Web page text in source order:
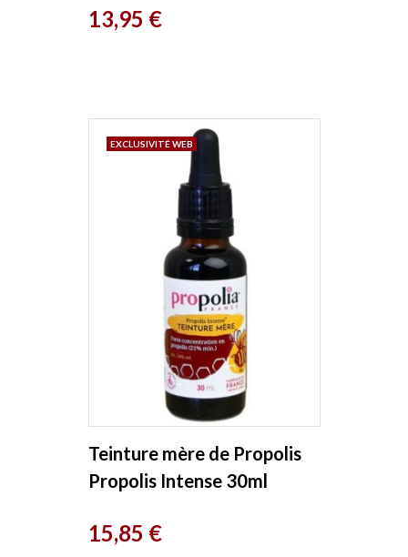
Prix
13,95 €
Teinture mère de Propolis
Propolis Intense 30ml
Prix
15,85 €
EXCLUSIVITÉ WEB